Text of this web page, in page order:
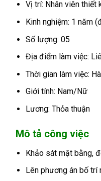
Vị trí: Nhân viên thiết
Kinh nghiệm: 1 năm
Số lượng: 05
Địa điểm làm việc:
Thời gian làm việc:
Giới tính: Nam/Nữ
Lương: Thỏa thuận
Mô tả công việc
Khảo sát mặt bằng,
Lên phương án bố trí